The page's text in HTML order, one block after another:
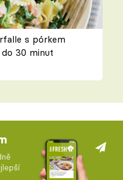
s pórkem
30 minut